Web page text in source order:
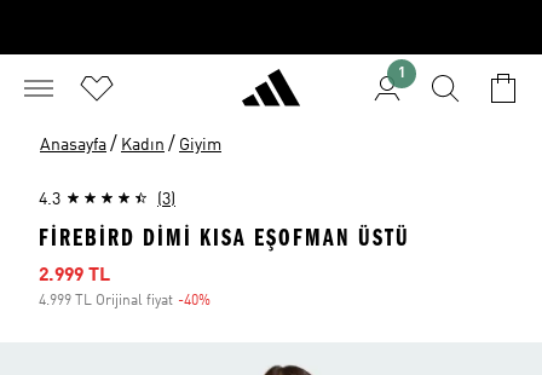
1
Anasayfa / Kadın / Giyim
4.3 (3)
FIREBIRD DIMI KISA EŞOFMAN ÜSTÜ
İndirimli fiyat
2.999 TL
4.999 TL Orijinal fiyat -40%